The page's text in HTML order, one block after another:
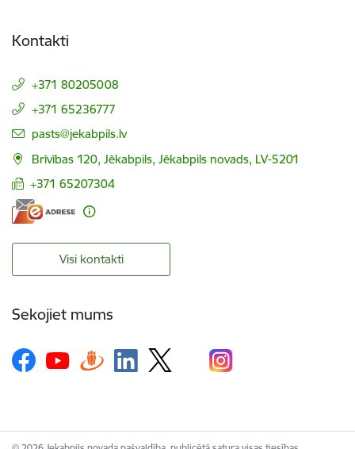
Kontakti
+371 80205008
+371 65236777
E-pasts:
pasts@jekabpils.lv
Brīvības 120, Jēkabpils, Jēkabpils novads, LV-5201
+371 65207304
Visi kontakti
Sekojiet mums